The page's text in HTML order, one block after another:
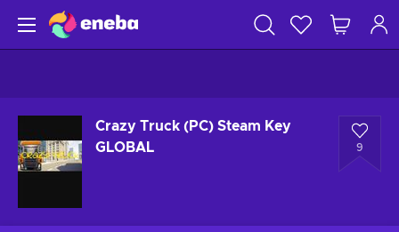
Crazy Truck (PC) Steam Key
GLOBAL
9